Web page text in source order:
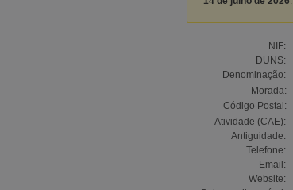
NIF:
DUNS:
Denominação:
Morada:
Código Postal:
Atividade (CAE):
Antiguidade:
Telefone:
Email:
Website: